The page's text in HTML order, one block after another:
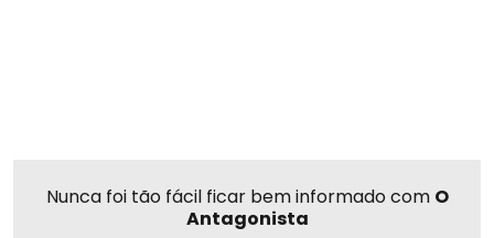
Nunca foi tão fácil ficar bem informado com O
Antagonista